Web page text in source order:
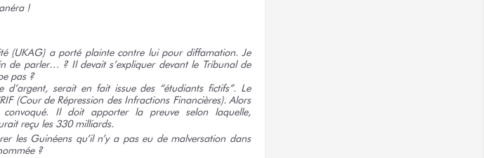
!
(UKAG) a porté plainte contre lui pour diffamation. Je
de parler… ? Il devait s’expliquer devant le Tribunal de
pas ?
d’argent, serait en fait issue des “étudiants fictifs”. Le
(Cour de Répression des Infractions Financières). Alors
Il doit apporter la preuve selon laquelle,
reçu les 330 milliards.
les Guinéens qu’il n’y a pas eu de malversation dans
?